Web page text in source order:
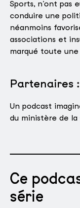
Sports, n’ont pas
conduire une
néanmoins
associations et
marqué toute
Partenaires :
Un podcast
du ministère de la
Ce
série